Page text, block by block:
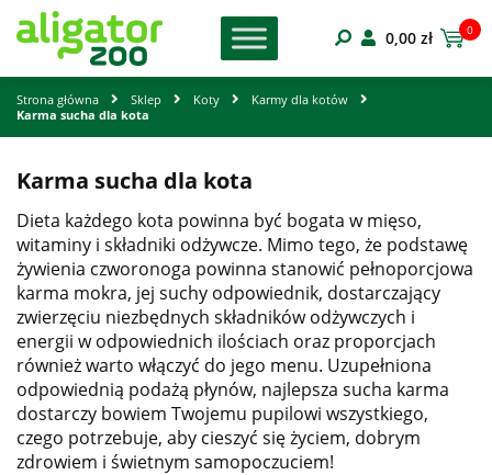
0,00 zł 0
Strona główna Sklep Koty
Karmy dla kotów
Karma sucha dla kota
Karma sucha dla kota
Dieta każdego kota powinna być bogata w mięso,
witaminy i składniki odżywcze. Mimo tego, że podstawę
żywienia czworonoga powinna stanowić pełnoporcjowa
karma mokra, jej suchy odpowiednik, dostarczający
zwierzęciu niezbędnych składników odżywczych i
energii w odpowiednich ilościach oraz proporcjach
również warto włączyć do jego menu. Uzupełniona
odpowiednią podażą płynów, najlepsza sucha karma
dostarczy bowiem Twojemu pupilowi wszystkiego,
czego potrzebuje, aby cieszyć się życiem, dobrym
zdrowiem i świetnym samopoczuciem!